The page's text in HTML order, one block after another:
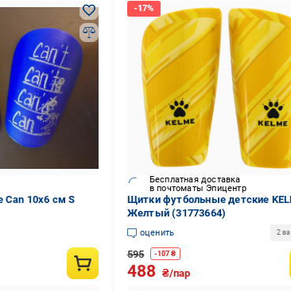
10x6 см S
Бесплатная доставка
в почтоматы Эпицентр
Щитки футбольные детские
Желтый (31773664)
оценить 2
595 -107 ₴
488 ₴/пар